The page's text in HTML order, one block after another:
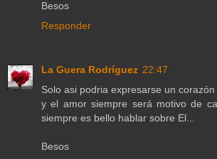
Besos
Responder
La Guera Rodríguez 22:47
Solo asi podria expresarse un corazón
y el amor siempre será motivo de
siempre es bello hablar sobre El...
Besos